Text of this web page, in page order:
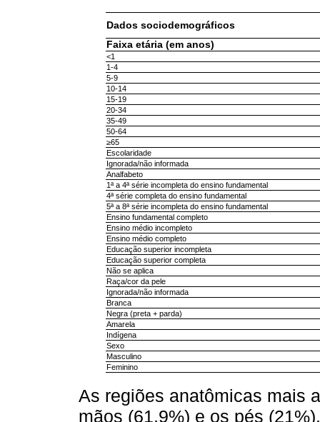
Dados sociodemográficos
Faixa etária (em anos)
<1
1-4
5-9
10-14
15-19
20-34
35-49
50-64
≥65
Escolaridade
Ignorada/não informada
Analfabeto
1ª a 4ª série incompleta do ensino fundamental
4ª série completa do ensino fundamental
5ª a 8ª série incompleta do ensino fundamental
Ensino fundamental completo
Ensino médio incompleto
Ensino médio completo
Educação superior incompleta
Educação superior completa
Não se aplica
Raça/cor da pele
Ignorada/não informada
Branca
Negra (preta + parda)
Amarela
Indígena
Sexo
Masculino
Feminino
As regiões anatômicas mais
mãos (61,9%) e os pés